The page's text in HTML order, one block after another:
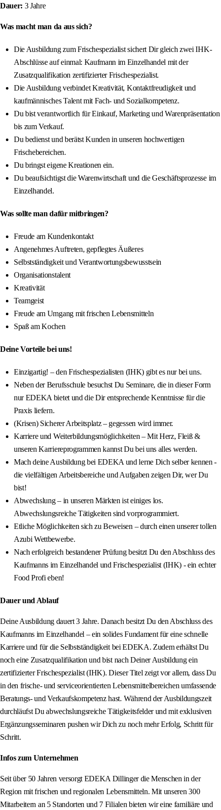
Dauer: 3 Jahre
Was macht man da aus sich?
Die Ausbildung zum Frischespezialist sichert Dir gleich zwei IHK-
Abschlüsse auf einmal: Kaufmann im Einzelhandel mit der
Zusatzqualifikation zertifizierter Frischespezialist.
Die Ausbildung verbindet Kreativität, Kontaktfreudigkeit und
kaufmännisches Talent mit Fach- und Sozialkompetenz.
Du bist verantwortlich für Einkauf, Marketing und Warenpräsentation
bis zum Verkauf.
Du bedienst und berätst Kunden in unseren hochwertigen
Frischebereichen.
Du bringst eigene Kreationen ein.
Du beaufsichtigst die Warenwirtschaft und die Geschäftsprozesse im
Einzelhandel.
Was sollte man dafür mitbringen?
Freude am Kundenkontakt
Angenehmes Auftreten, gepflegtes Äußeres
Selbstständigkeit und Verantwortungsbewusstsein
Organisationstalent
Kreativität
Teamgeist
Freude am Umgang mit frischen Lebensmitteln
Spaß am Kochen
Deine Vorteile bei uns!
Einzigartig! – den Frischespezialisten (IHK) gibt es nur bei uns.
Neben der Berufsschule besuchst Du Seminare, die in dieser Form
nur EDEKA bietet und die Dir entsprechende Kenntnisse für die
Praxis liefern.
(Krisen) Sicherer Arbeitsplatz – gegessen wird immer.
Karriere und Weiterbildungsmöglichkeiten – Mit Herz, Fleiß &
unseren Karriereprogrammen kannst Du bei uns alles werden.
Mach deine Ausbildung bei EDEKA und lerne Dich selber kennen -
die vielfältigen Arbeitsbereiche und Aufgaben zeigen Dir, wer Du
bist!
Abwechslung – in unseren Märkten ist einiges los.
Abwechslungsreiche Tätigkeiten sind vorprogrammiert.
Etliche Möglichkeiten sich zu Beweisen – durch einen unserer tollen
Azubi Wettbewerbe.
Nach erfolgreich bestandener Prüfung besitzt Du den Abschluss des
Kaufmanns im Einzelhandel und Frischespezialist (IHK) - ein echter
Food Profi eben!
Dauer und Ablauf
Deine Ausbildung dauert 3 Jahre. Danach besitzt Du den Abschluss des
Kaufmanns im Einzelhandel – ein solides Fundament für eine schnelle
Karriere und für die Selbstständigkeit bei EDEKA. Zudem erhältst Du
noch eine Zusatzqualifikation und bist nach Deiner Ausbildung ein
zertifizierter Frischespezialist (IHK). Dieser Titel zeigt vor allem, dass Du
in den frische- und serviceorientierten Lebensmittelbereichen umfassende
Beratungs- und Verkaufskompetenz hast. Während der Ausbildungszeit
durchläufst Du abwechslungsreiche Tätigkeitsfelder und mit exklusiven
Ergänzungsseminaren pushen wir Dich zu noch mehr Erfolg, Schritt für
Schritt.
Infos zum Unternehmen
Seit über 50 Jahren versorgt EDEKA Dillinger die Menschen in der
Region mit frischen und regionalen Lebensmitteln. Mit unseren 300
Mitarbeitern an 5 Standorten und 7 Filialen bieten wir eine familiäre und